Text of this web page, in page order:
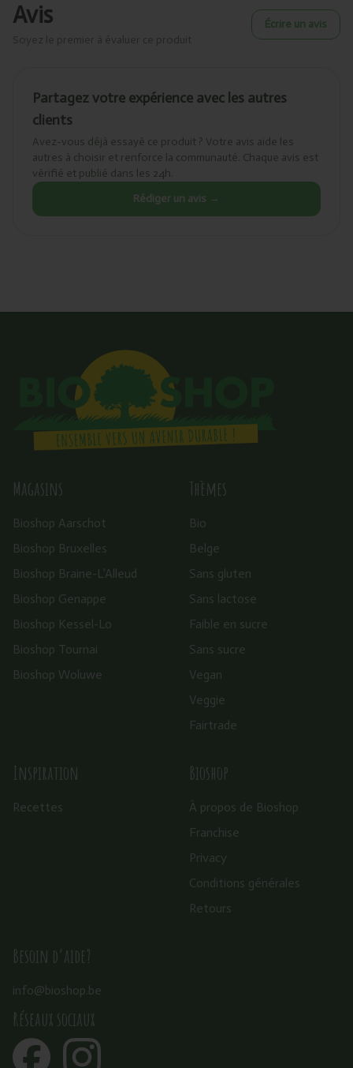
Avis Écrire un avis
Partagez votre expérience avec les autres
clients
Avez-vous déjà essayé ce produit ? Votre avis aide les
autres à choisir et renforce la communauté. Chaque avis est
vérifié et publié dans les 24h.
Rédiger un avis →
Magasins
Bioshop Aarschot
Bioshop Bruxelles
Bioshop Braine-L’Alleud
Bioshop Genappe
Bioshop Kessel-Lo
Bioshop Tournai
Bioshop Woluwe
Thèmes
Bio
Belge
Sans gluten
Sans lactose
Faible en sucre
Sans sucre
Vegan
Veggie
Fairtrade
Inspiration
Recettes
Bioshop
À propos de Bioshop
Franchise
Privacy
Conditions générales
Retours
Besoin d’aide?
info@bioshop.be
Réseaux sociaux